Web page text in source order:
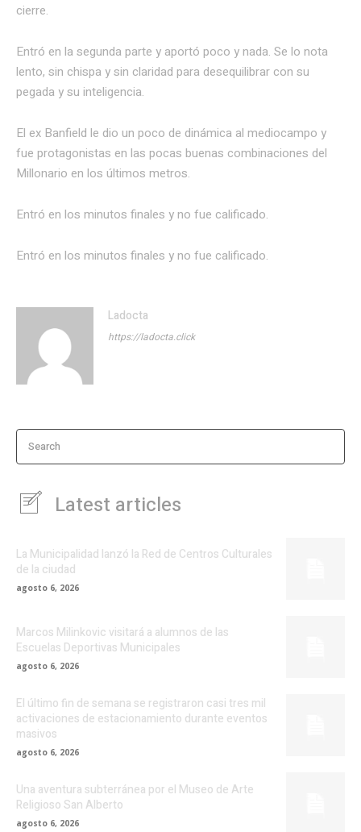
cierre.
Entró en la segunda parte y aportó poco y nada. Se lo nota
lento, sin chispa y sin claridad para desequilibrar con su
pegada y su inteligencia.
El ex Banfield le dio un poco de dinámica al mediocampo y
fue protagonistas en las pocas buenas combinaciones del
Millonario en los últimos metros.
Entró en los minutos finales y no fue calificado.
Entró en los minutos finales y no fue calificado.
Ladocta
https://ladocta.click
Search
Latest articles
La Municipalidad lanzó la Red de Centros Culturales
de la ciudad
agosto 6, 2026
Marcos Milinkovic visitará a alumnos de las
Escuelas Deportivas Municipales
agosto 6, 2026
El último fin de semana se registraron casi tres mil
activaciones de estacionamiento durante eventos
masivos
agosto 6, 2026
Una aventura subterránea por el Museo de Arte
Religioso San Alberto
agosto 6, 2026